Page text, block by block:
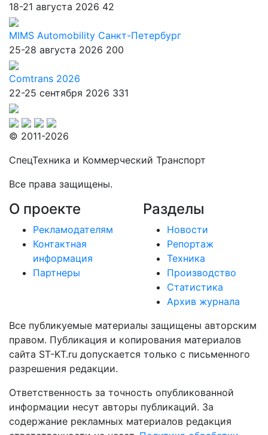
18-21 августа 2026 42
MIMS Automobility Санкт-Петербург
25-28 августа 2026 200
Comtrans 2026
22-25 сентября 2026 331
© 2011-2026
СпецТехника и Коммерческий Транспорт
Все права защищены.
О проекте
Рекламодателям
Контактная
информация
Партнеры
Разделы
Новости
Репортаж
Техника
Производство
Статистика
Архив журнала
Все публикуемые материалы защищены авторским
правом. Публикация и копирования материалов
сайта ST-KT.ru допускается только с письменного
разрешения редакции.
Ответственность за точность опубликованной
информации несут авторы публикаций. За
содержание рекламных материалов редакция